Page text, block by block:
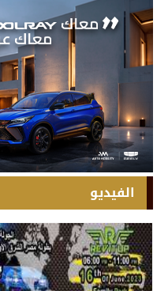
الفيديو